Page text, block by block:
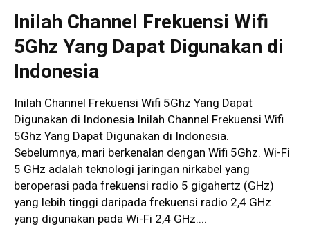
Inilah Channel Frekuensi Wifi
5Ghz Yang Dapat Digunakan di
Indonesia
Inilah Channel Frekuensi Wifi 5Ghz Yang Dapat
Digunakan di Indonesia Inilah Channel Frekuensi Wifi
5Ghz Yang Dapat Digunakan di Indonesia.
Sebelumnya, mari berkenalan dengan Wifi 5Ghz. Wi-Fi
5 GHz adalah teknologi jaringan nirkabel yang
beroperasi pada frekuensi radio 5 gigahertz (GHz)
yang lebih tinggi daripada frekuensi radio 2,4 GHz
yang digunakan pada Wi-Fi 2,4 GHz....